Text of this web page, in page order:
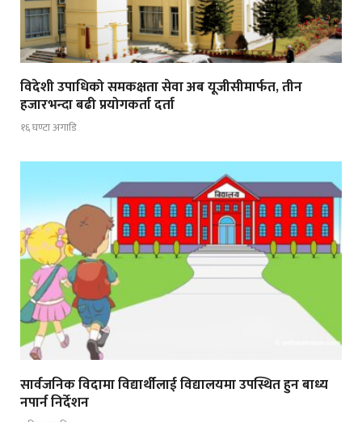
विदेशी उपाधिको समकक्षता सेवा अब यूजीसीमार्फत, तीन
हजारभन्दा बढी प्रयोगकर्ता दर्ता
१६ घण्टा अगाडि
सार्वजनिक विदामा विद्यार्थीलाई विद्यालयमा उपस्थित हुन बाध्य
नपार्न निर्देशन